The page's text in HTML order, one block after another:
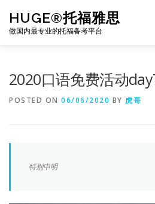
content
HUGE®托福雅思
做国内最专业的托福备考平台
2020口语免费活动
POSTED ON 06/06/2020 BY 虎哥
特别申明